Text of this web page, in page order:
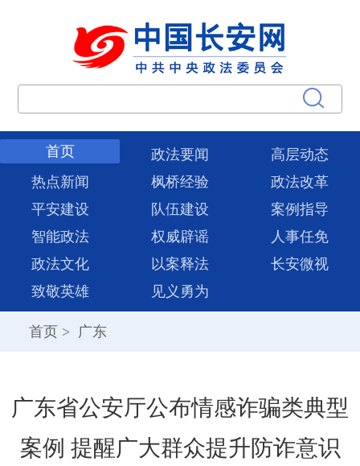
首页 政法要闻
高层动态
热点新闻
枫桥经验
政法改革
平安建设
队伍建设
案例指导
智能政法
权威辟谣
人事任免
政法文化
以案释法
长安微视
致敬英雄
见义勇为
首页 > 广东
广东省公安厅公布情感诈骗类典型
案例 提醒广大群众提升防诈意识